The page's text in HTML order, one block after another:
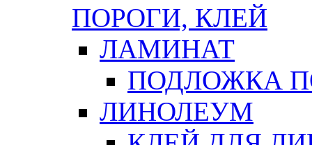
ПОРОГИ, КЛЕЙ
ЛАМИНАТ
ПОДЛОЖКА
ЛИНОЛЕУМ